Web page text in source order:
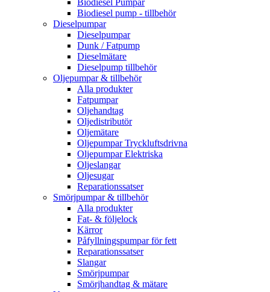
Biodiesel Pumpar
Biodiesel pump - tillbehör
Dieselpumpar
Dieselpumpar
Dunk / Fatpump
Dieselmätare
Dieselpump tillbehör
Oljepumpar & tillbehör
Alla produkter
Fatpumpar
Oljehandtag
Oljedistributör
Oljemätare
Oljepumpar Tryckluftsdrivna
Oljepumpar Elektriska
Oljeslangar
Oljesugar
Reparationssatser
Smörjpumpar & tillbehör
Alla produkter
Fat- & följelock
Kärror
Påfyllningspumpar för fett
Reparationssatser
Slangar
Smörjpumpar
Smörjhandtag & mätare